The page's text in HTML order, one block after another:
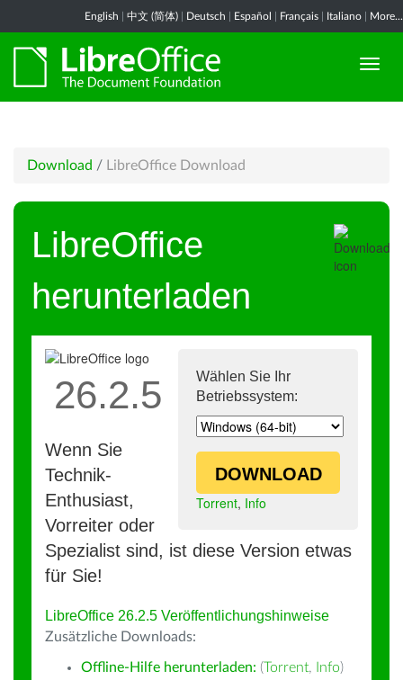
English 中文 (简体) Deutsch Español Français Italiano More...
Download / LibreOffice Download
LibreOffice
herunterladen
Wählen Sie Ihr
Betriebssystem:
DOWNLOAD
Torrent, Info
26.2.5
Wenn Sie
Technik-
Enthusiast,
Vorreiter oder
Spezialist sind, ist diese Version etwas
für Sie!
LibreOffice 26.2.5 Veröffentlichungshinweise
Zusätzliche Downloads:
Offline-Hilfe herunterladen: (Torrent, Info)